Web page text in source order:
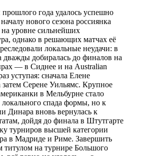
года удалось успешно
нового сезона россиянка
на уровне сильнейших
однако в решающих матчах её
локальные неудачи: в
дважды добиралась до финалов на
— в Сиднее и на Australian
уступая: сначала Елене
затем Серене Уильямс. Крупное
в Мельбурне стало
локального спада формы, но к
Динара вновь вернулась к
дойдя до финала в Штутгарте
турниров высшей категории
в Мадриде и Риме. Завершить
титулом на турнире Большого